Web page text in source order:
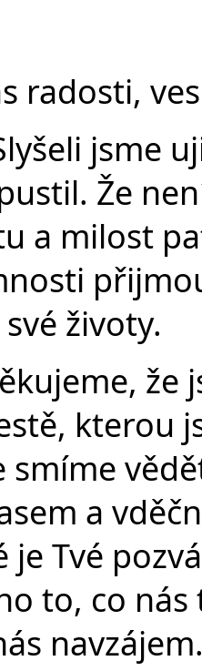
radosti,
jsme
Že
a milost
životy.
že
kterou
smíme
a
je Tvé
to, co